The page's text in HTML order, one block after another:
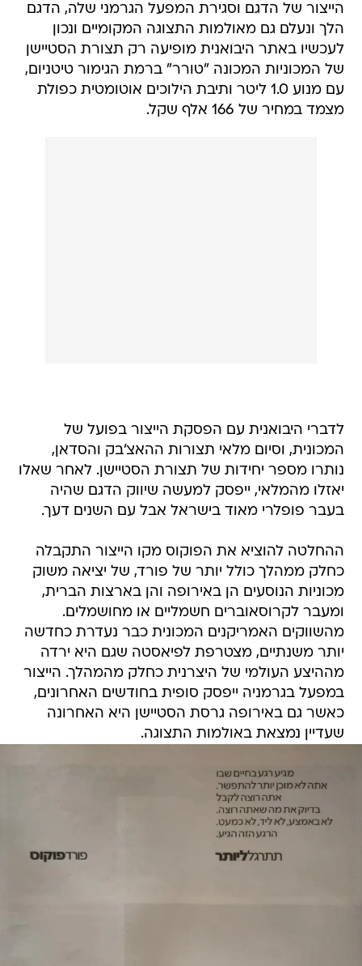
הייצור של הדגם וסגירת המפעל הגרמני שלה, הדגם
הלך ונעלם גם מאולמות התצוגה המקומיים ונכון
לעכשיו באתר היבואנית מופיעה רק תצורת הסטיישן
של המכוניות המכונה "טורר" ברמת הגימור טיטניום,
עם מנוע 1.0 ליטר ותיבת הילוכים אוטומטית כפולת
מצמד במחיר של 166 אלף שקל.
לדברי היבואנית עם הפסקת הייצור בפועל של
המכונית, וסיום מלאי תצורות ההאצ'בק והסדאן,
נותרו מספר יחידות של תצורת הסטיישן. לאחר שאלו
יאזלו מהמלאי, ייפסק למעשה שיווק הדגם שהיה
בעבר פופלרי מאוד בישראל אבל עם השנים דעך.
ההחלטה להוציא את הפוקוס מקו הייצור התקבלה
כחלק ממהלך כולל יותר של פורד, של יציאה משוק
מכוניות הנוסעים הן באירופה והן בארצות הברית,
ומעבר לקרוסאוברים חשמליים או מחושמלים.
מהשווקים האמריקנים המכונית כבר נעדרת כחדשה
יותר משנתיים, מצטרפת לפיאסטה שגם היא ירדה
מההיצע העולמי של היצרנית כחלק מהמהלך. הייצור
במפעל בגרמניה ייפסק סופית בחודשים האחרונים,
כאשר גם באירופה גרסת הסטיישן היא האחרונה
שעדיין נמצאת באולמות התצוגה.